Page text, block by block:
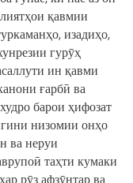
қавмии
изадиҳо,
гурӯҳ
ин қавми
ғарбӣ ва
барои ҳифозат
низомии онҳо
ва неруи
таҳти кумаки
рӯз афзӯнтар ва